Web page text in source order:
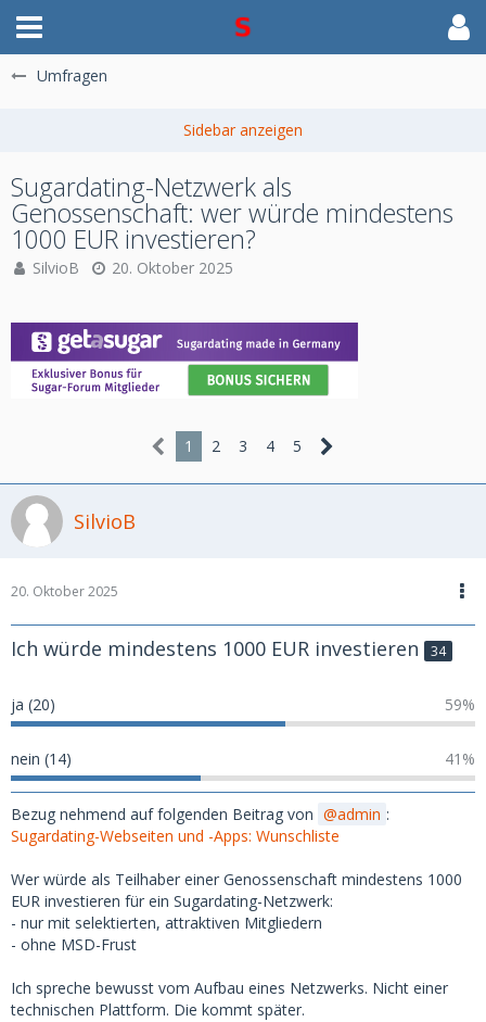
Umfragen
Sugardating-Netzwerk als
Genossenschaft: wer würde mindestens
1000 EUR investieren?
SilvioB 20. Oktober 2025
1 2 3 4 5
SilvioB
20. Oktober 2025
Ich würde mindestens 1000 EUR investieren 34
ja (20) 59%
nein (14) 41%
Bezug nehmend auf folgenden Beitrag von admin :
Sugardating-Webseiten und -Apps: Wunschliste
Wer würde als Teilhaber einer Genossenschaft mindestens 1000
EUR investieren für ein Sugardating-Netzwerk:
- nur mit selektierten, attraktiven Mitgliedern
- ohne MSD-Frust
Ich spreche bewusst vom Aufbau eines Netzwerks. Nicht einer
technischen Plattform. Die kommt später.